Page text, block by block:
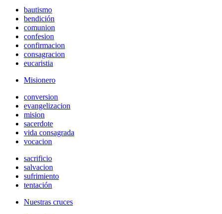
bautismo
bendición
comunion
confesion
confirmacion
consagracion
eucaristia
Misionero
conversion
evangelizacion
mision
sacerdote
vida consagrada
vocacion
sacrificio
salvacion
sufrimiento
tentación
Nuestras cruces